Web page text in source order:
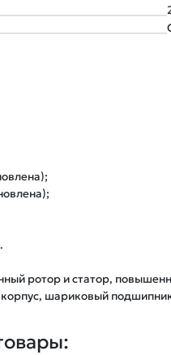
ротор и статор,
шариковый